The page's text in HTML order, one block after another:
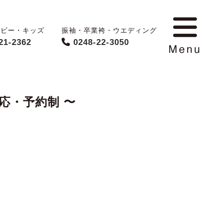
ー・キッズ
2362
振袖・卒業袴・ウエディング
0248-22-3050
・予約制 〜